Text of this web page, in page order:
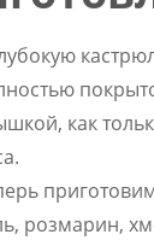
как
розмарин,